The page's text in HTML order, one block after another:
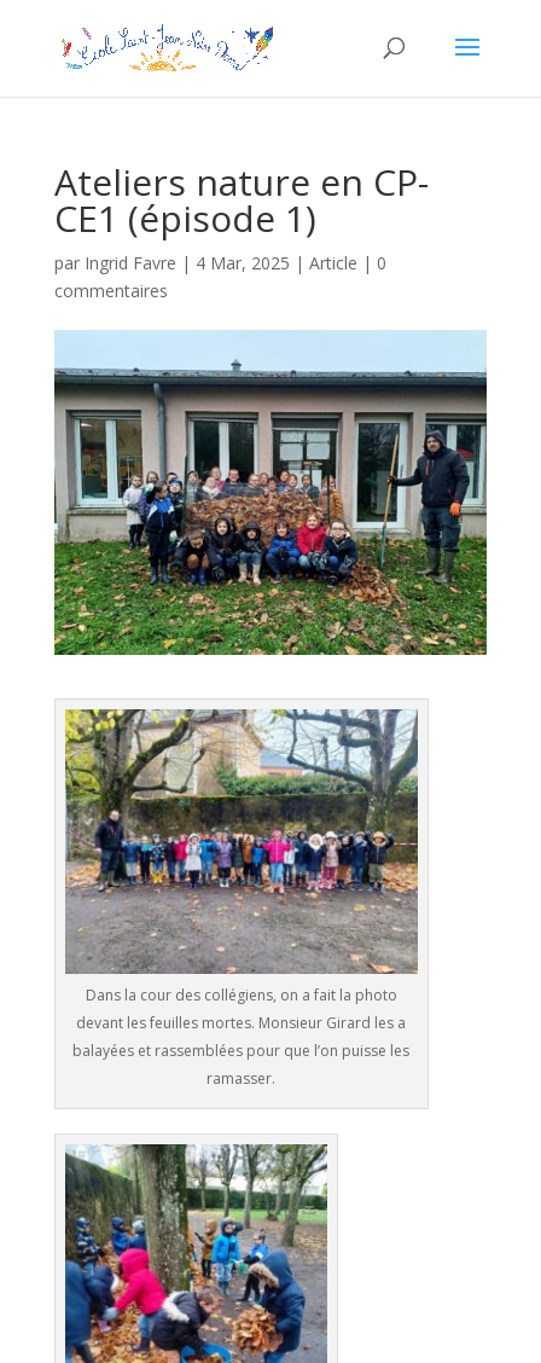
Ateliers nature en CP-
CE1 (épisode 1)
par Ingrid Favre | 4 Mar, 2025 | Article | 0
commentaires
Dans la cour des collégiens, on a fait la photo
devant les feuilles mortes. Monsieur Girard les a
balayées et rassemblées pour que l’on puisse les
ramasser.